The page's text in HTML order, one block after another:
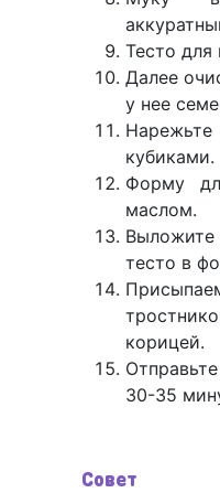
Тесто для
Далее
у нее
кубиками.
Форму
маслом.
тесто в
корицей.
30-35
Совет